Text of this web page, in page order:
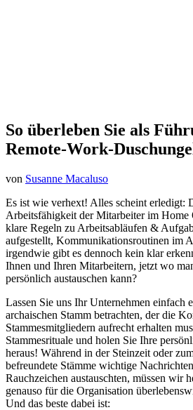
So überleben Sie als
Remote-Work-
von Susanne Macaluso
Es ist wie verhext! Alles scheint erledigt:
Arbeitsfähigkeit der Mitarbeiter im Home
klare Regeln zu Arbeitsabläufen &
aufgestellt, Kommunikationsroutinen im
irgendwie gibt es dennoch kein klar
Ihnen und Ihren Mitarbeitern, jetzt wo
persönlich austauschen kann?
Lassen Sie uns Ihr Unternehmen einfach
archaischen Stamm betrachten, der die
Stammesmitgliedern aufrecht erhalten
Stammesrituale und holen Sie Ihre
heraus! Während in der Steinzeit oder
befreundete Stämme wichtige
Rauchzeichen austauschten, müssen wir
genauso für die Organisation
Und das beste dabei ist: